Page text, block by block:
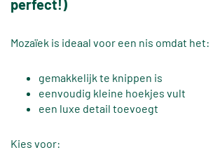
perfect!)
Mozaïek is ideaal voor een nis omdat het:
gemakkelijk te knippen is
eenvoudig kleine hoekjes vult
een luxe detail toevoegt
Kies voor: